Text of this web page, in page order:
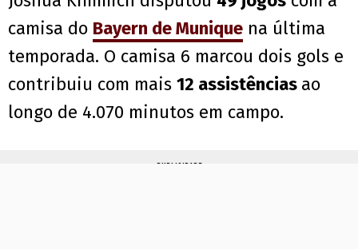
camisa do Bayern de Munique na última
temporada. O camisa 6 marcou dois gols e
contribuiu com mais 12 assistências ao
longo de 4.070 minutos em campo.
PUBLICIDADE